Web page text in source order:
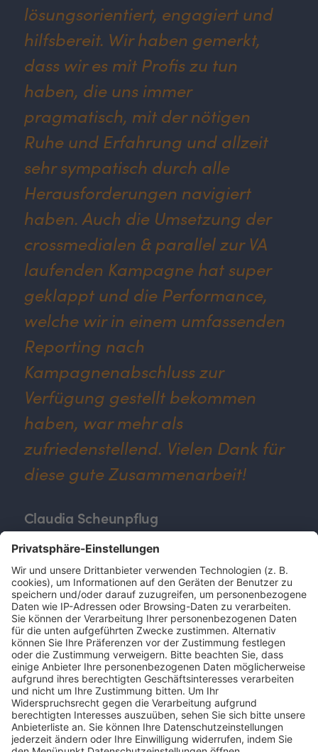
lösungsorientiert, engagiert und
hilfsbereit. Wir haben gemerkt,
dass wir es mit Profis zu tun
haben, die uns immer
pragmatisch, mit der nötigen
Ruhe und Erfahrung und allzeit
sehr sympatisch durch alle
Herausforderungen navigiert
haben. Auch die Umsetzung der
crossmedialen & parallel zur VA
laufenden Kampagne hat super
geklappt und die Performance,
welche wir in einem umfassenden
Reporting nach
Kampagnenabschluss zur
Verfügung gestellt bekommen
haben, war mehr als
zufriedenstellend. Vielen Dank für
diese gute Zusammenarbeit!
Claudia Scheunpflug
Heilbronn-Franken
Und was können wir für Sie tun?
Rufen Sie uns gerne unter0621 572399-0an oder
schreiben Sie uns eine